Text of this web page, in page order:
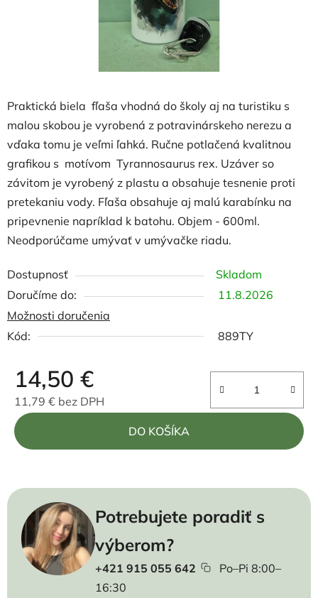
Praktická biela fľaša vhodná do školy aj na turistiku s
malou skobou je vyrobená z potravinárskeho nerezu a
vďaka tomu je veľmi ľahká. Ručne potlačená kvalitnou
grafikou s motívom Tyrannosaurus rex. Uzáver so
závitom je vyrobený z plastu a obsahuje tesnenie proti
pretekaniu vody. Fľaša obsahuje aj malú karabínku na
pripevnenie napríklad k batohu. Objem - 600ml.
Neodporúčame umývať v umývačke riadu.
Dostupnosť
Skladom
11.8.2026
Možnosti doručenia
Kód:
889TY
14,50 €
11,79 € bez DPH
Jednotková cena:
DO KOŠÍKA
Potrebujete poradiť s
výberom?
+421 915 055 642
Po–Pi 8:00–
16:30